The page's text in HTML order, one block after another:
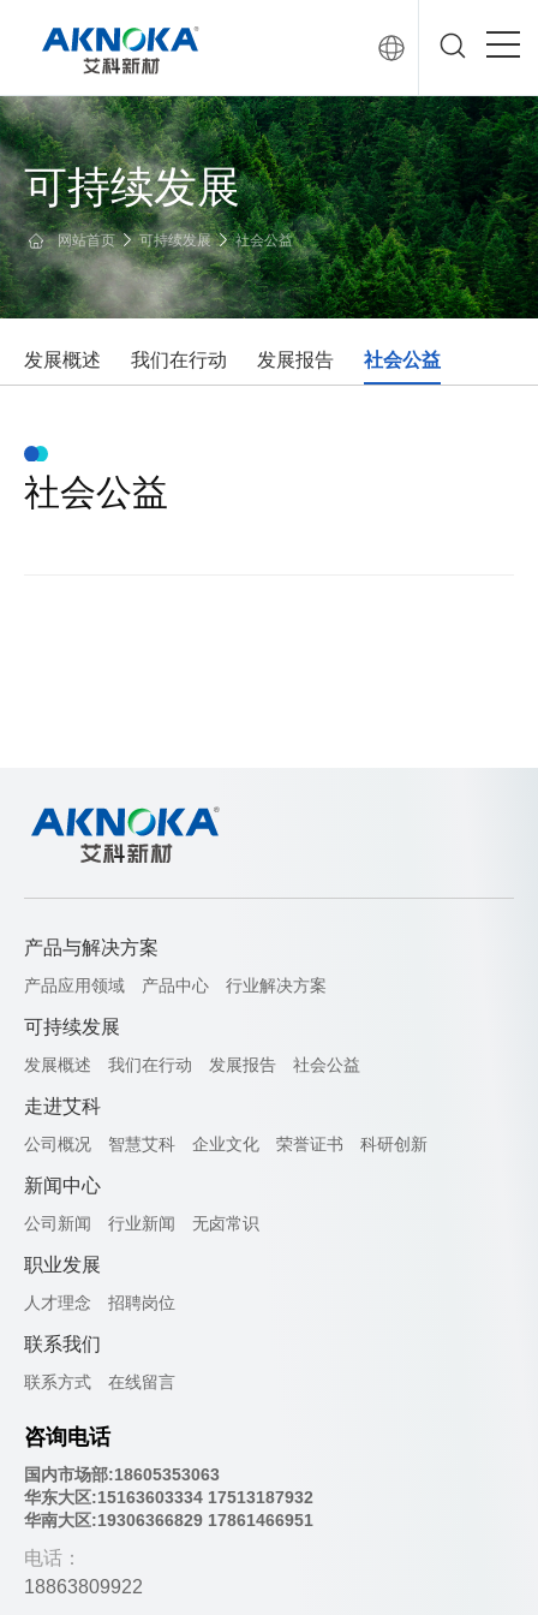
可持续发展
网站首页 可持续发展 社会公益
发展概述 我们在行动 发展报告 社会公益
社会公益
产品与解决方案
产品应用领域 产品中心 行业解决方案
可持续发展
发展概述 我们在行动 发展报告 社会公益
走进艾科
公司概况 智慧艾科 企业文化 荣誉证书 科研创新
新闻中心
公司新闻 行业新闻 无卤常识
职业发展
人才理念 招聘岗位
联系我们
联系方式 在线留言
咨询电话
国内市场部:18605353063
华东大区:15163603334 17513187932
华南大区:19306366829 17861466951
电话：
18863809922